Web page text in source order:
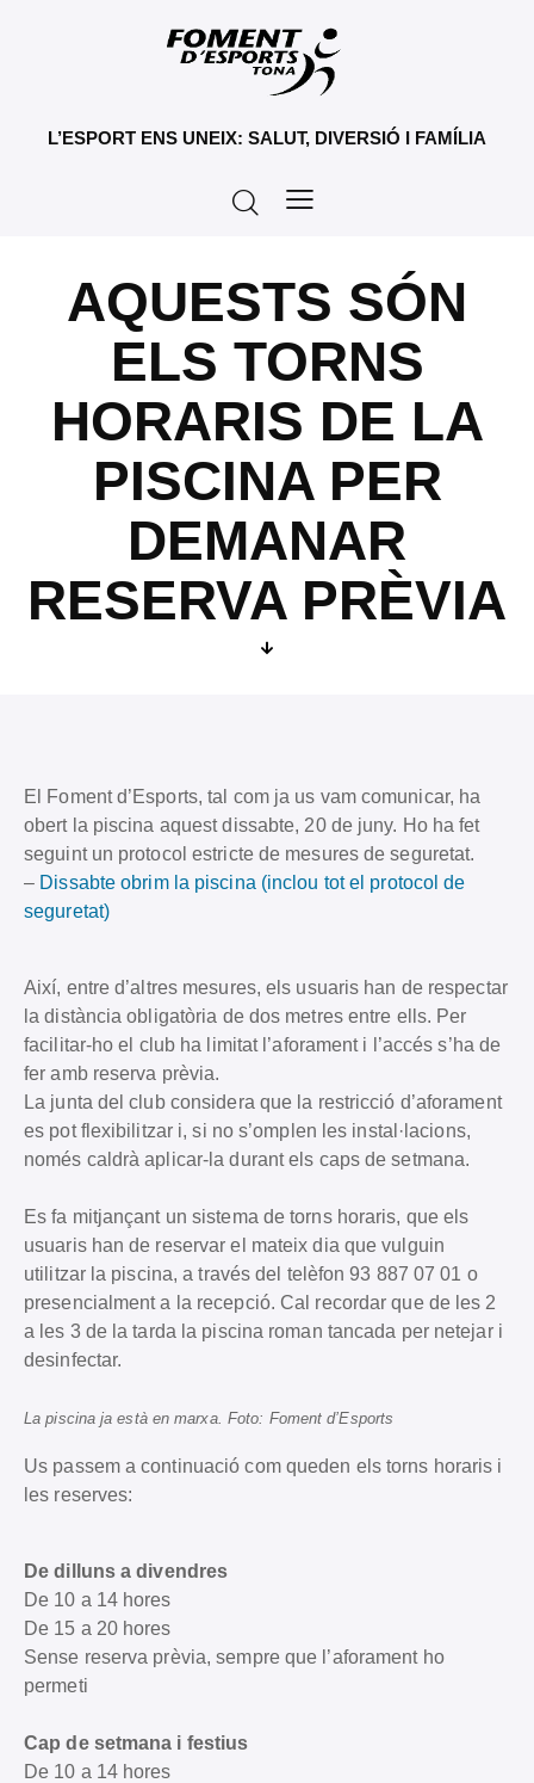
L’ESPORT ENS UNEIX: SALUT, DIVERSIÓ I FAMÍLIA
AQUESTS SÓN
ELS TORNS
HORARIS DE LA
PISCINA PER
DEMANAR
RESERVA PRÈVIA
El Foment d’Esports, tal com ja us vam comunicar, ha
obert la piscina aquest dissabte, 20 de juny. Ho ha fet
seguint un protocol estricte de mesures de seguretat.
– Dissabte obrim la piscina (inclou tot el protocol de
seguretat)
Així, entre d’altres mesures, els usuaris han de respectar
la distància obligatòria de dos metres entre ells. Per
facilitar-ho el club ha limitat l’aforament i l’accés s’ha de
fer amb reserva prèvia.
La junta del club considera que la restricció d’aforament
es pot flexibilitzar i, si no s’omplen les instal·lacions,
només caldrà aplicar-la durant els caps de setmana.
Es fa mitjançant un sistema de torns horaris, que els
usuaris han de reservar el mateix dia que vulguin
utilitzar la piscina, a través del telèfon 93 887 07 01 o
presencialment a la recepció. Cal recordar que de les 2
a les 3 de la tarda la piscina roman tancada per netejar i
desinfectar.
La piscina ja està en marxa. Foto: Foment d’Esports
Us passem a continuació com queden els torns horaris i
les reserves:
De dilluns a divendres
De 10 a 14 hores
De 15 a 20 hores
Sense reserva prèvia, sempre que l’aforament ho
permeti
Cap de setmana i festius
De 10 a 14 hores